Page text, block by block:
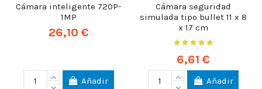
Cámara inteligente 720P-
1MP
26,10 €
Añadir
Cámara seguridad
simulada tipo bullet 11 x 8
x 17 cm
6,61 €
Añadir